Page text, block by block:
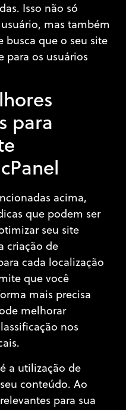
Isso não só
mas também
busca que o seu site
para os usuários
para
acima,
que podem ser
seu site
criação de
cada localização
que você
mais precisa
melhorar
nos
a utilização de
conteúdo. Ao
para sua